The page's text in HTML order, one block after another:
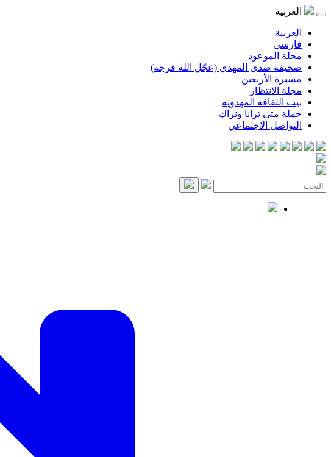
العربية
العربية
فارسی
مجلة الموعود
صحيفة صدى المهدي (عجّل الله فرجه)
مسيرة الأربعين
مجلة الانتظار
بيت الثقافة المهدوية
حملة متى ترانا ونراك
التواصل الاجتماعي